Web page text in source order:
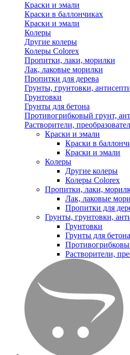
Краски и эмали
Краски в баллончиках
Краски и эмали
Колеры
Другие колеры
Колеры Colorex
Пропитки, лаки, морилки
Лак, лаковые морилки
Пропитки для дерева
Грунты, грунтовки,
Грунтовки
Грунты для бетона
Противогрибковый грунт,
Растворители,
Краски и эмали
Краски в
Краски и эмали
Колеры
Другие колеры
Колеры Colorex
Пропитки, лаки,
Лак, лаковые
Пропитки для
Грунты, грунтовки,
Грунтовки
Грунты для бетона
Растворители,